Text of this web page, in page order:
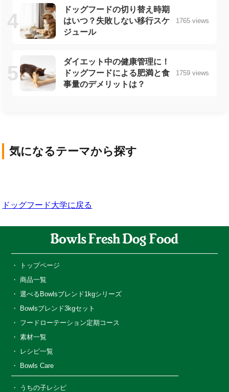
ドッグフードの切り替え時期
はいつ？失敗しない移行スケ
ジュール
1765 views
ダイエット中の健康管理に！
ドッグフードによる肥満と食
事量のデメリットは？
1759 views
気になるテーマから探す
犬の基礎知識
犬の品種
ドッグフード大学に戻る
トップページ
商品一覧
選べるBowlsブレンド1kgシリーズ
Bowlsブレンド3kgセット
フードローテーション定期コース
素材一覧
レシピ一覧
Bowls Care
うちの子レシピ